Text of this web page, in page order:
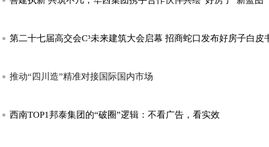
第二十七届高交会C³未来建筑大会启幕 招商蛇口发布好房子白
推动“四川造”精准对接国际国内市场
西南TOP1邦泰集团的“破圈”逻辑：不看广告，看实效